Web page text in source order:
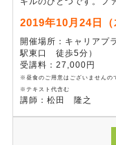
る合意形成までポイン
を学ぶことで、メンバ
に繋げることができます
2019年10月24日
開催場所：キャリアプ
駅東口 徒歩5分）
受講料：27,000円
※昼食のご用意はございませんの
※テキスト代含む
講師：松田 隆之